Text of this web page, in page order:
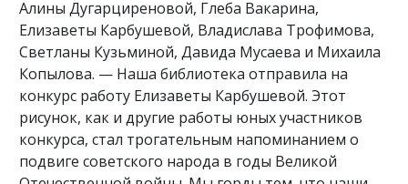
Алины Дугарциреновой, Глеба Вакарина,
Елизаветы Карбушевой, Владислава Трофимова,
Светланы Кузьминой, Давида Мусаева и Михаила
Копылова. — Наша библиотека отправила на
конкурс работу Елизаветы Карбушевой. Этот
рисунок, как и другие работы юных участников
конкурса, стал трогательным напоминанием о
подвиге советского народа в годы Великой